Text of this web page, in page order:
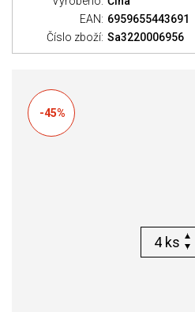
EAN: 6959655443691
Číslo zboží: Sa3220006956
-45%
ks